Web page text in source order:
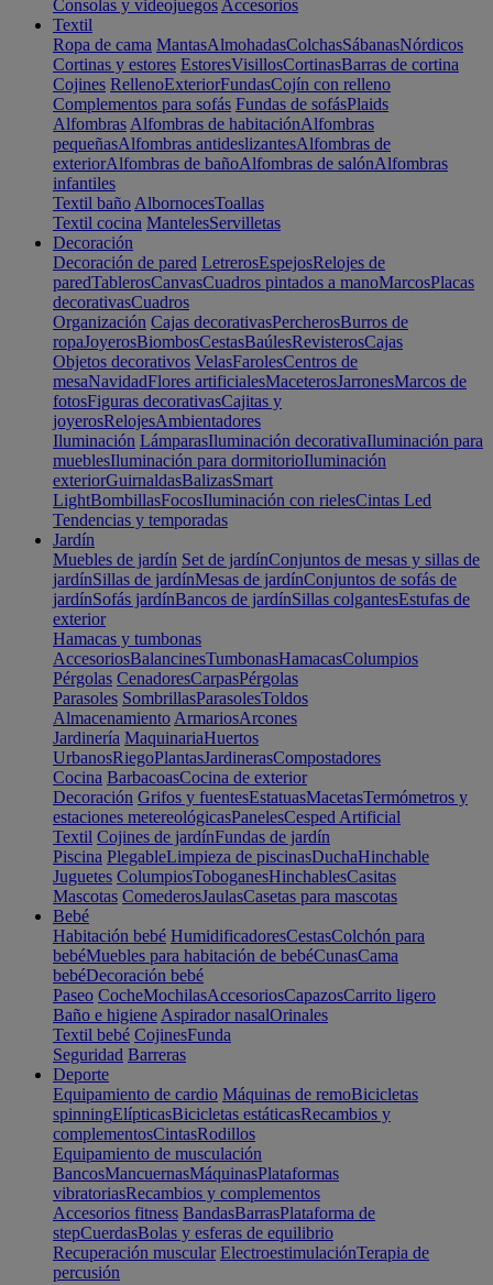
Consolas y videojuegos Accesorios
Textil
Ropa de cama MantasAlmohadasColchasSábanasNórdicos
Cortinas y estores EstoresVisillosCortinasBarras de cortina
Cojines RellenoExteriorFundasCojín con relleno
Complementos para sofás Fundas de sofásPlaids
Alfombras Alfombras de habitaciónAlfombras
pequeñasAlfombras antideslizantesAlfombras de
exteriorAlfombras de bañoAlfombras de salónAlfombras
infantiles
Textil baño AlbornocesToallas
Textil cocina MantelesServilletas
Decoración
Decoración de pared LetrerosEspejosRelojes de
paredTablerosCanvasCuadros pintados a manoMarcosPlacas
decorativasCuadros
Organización Cajas decorativasPercherosBurros de
ropaJoyerosBiombosCestasBaúlesRevisterosCajas
Objetos decorativos VelasFarolesCentros de
mesaNavidadFlores artificialesMaceterosJarronesMarcos de
fotosFiguras decorativasCajitas y
joyerosRelojesAmbientadores
Iluminación LámparasIluminación decorativaIluminación para
mueblesIluminación para dormitorioIluminación
exteriorGuirnaldasBalizasSmart
LightBombillasFocosIluminación con rielesCintas Led
Tendencias y temporadas
Jardín
Muebles de jardín Set de jardínConjuntos de mesas y sillas de
jardínSillas de jardínMesas de jardínConjuntos de sofás de
jardínSofás jardínBancos de jardínSillas colgantesEstufas de
exterior
Hamacas y tumbonas
AccesoriosBalancinesTumbonasHamacasColumpios
Pérgolas CenadoresCarpasPérgolas
Parasoles SombrillasParasolesToldos
Almacenamiento ArmariosArcones
Jardinería MaquinariaHuertos
UrbanosRiegoPlantasJardinerasCompostadores
Cocina BarbacoasCocina de exterior
Decoración Grifos y fuentesEstatuasMacetasTermómetros y
estaciones metereológicasPanelesCesped Artificial
Textil Cojines de jardínFundas de jardín
Piscina PlegableLimpieza de piscinasDuchaHinchable
Juguetes ColumpiosToboganesHinchablesCasitas
Mascotas ComederosJaulasCasetas para mascotas
Bebé
Habitación bebé HumidificadoresCestasColchón para
bebéMuebles para habitación de bebéCunasCama
bebéDecoración bebé
Paseo CocheMochilasAccesoriosCapazosCarrito ligero
Baño e higiene Aspirador nasalOrinales
Textil bebé CojinesFunda
Seguridad Barreras
Deporte
Equipamiento de cardio Máquinas de remoBicicletas
spinningElípticasBicicletas estáticasRecambios y
complementosCintasRodillos
Equipamiento de musculación
BancosMancuernasMáquinasPlataformas
vibratoriasRecambios y complementos
Accesorios fitness BandasBarrasPlataforma de
stepCuerdasBolas y esferas de equilibrio
Recuperación muscular ElectroestimulaciónTerapia de
percusión